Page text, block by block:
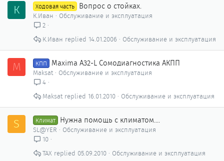
К Ходовая часть Вопрос о стойках.
К.Иван
Обслуживание и эксплуатация
2
Обслуживание и эксплуатация
14.01.2006
К.Иван
M КПП Maxima A32-L Сомодиагностика АКПП
Maksat
Обслуживание и эксплуатация
4
Обслуживание и эксплуатация
16.01.2010
Maksat
S Климат Нужна помощь с климатом....
SL@YER
Обслуживание и эксплуатация
10
Обслуживание и эксплуатация
05.09.2010
ТАХ